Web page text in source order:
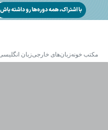
مکتب خونهزبان‌های خارجیزبان